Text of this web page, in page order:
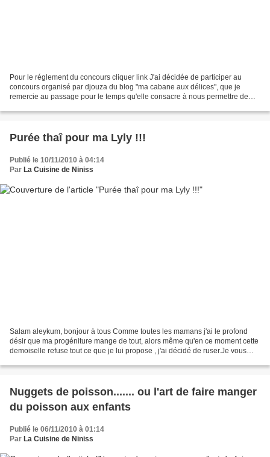
Pour le réglement du concours cliquer link J'ai décidée de participer au
concours organisé par djouza du blog "ma cabane aux délices", que je
remercie au passage pour le temps qu'elle consacre à nous permettre de
Purée thaî pour ma Lyly !!!
Publié le 10/11/2010 à 04:14
Par La Cuisine de Niniss
Salam aleykum, bonjour à tous Comme toutes les mamans j'ai le profond
désir que ma progéniture mange de tout, alors même qu'en ce moment cette
demoiselle refuse tout ce que je lui propose , j'ai décidé de ruser.Je vous
Nuggets de poisson....... ou l'art de faire manger
du poisson aux enfants
Publié le 06/11/2010 à 01:14
Par La Cuisine de Niniss